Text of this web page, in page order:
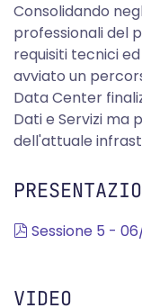
Consolidando
professionali del
requisiti tecnici
avviato un
Data Center
Dati e Servizi ma
dell'attuale
pdf
Sessione 5 -
VIDEO